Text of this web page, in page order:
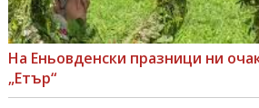
На Еньовденски празници ни
„Етър“